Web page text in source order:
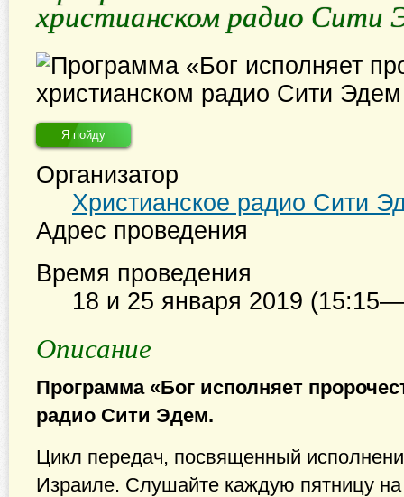
христианском радио Сити
Я пойду
Организатор
Христианское радио Сити
Адрес проведения
Время проведения
18 и 25 января 2019
Описание
Программа «Бог исполняет
радио Сити Эдем.
Цикл передач, посвященный
Израиле. Слушайте каждую пятницу